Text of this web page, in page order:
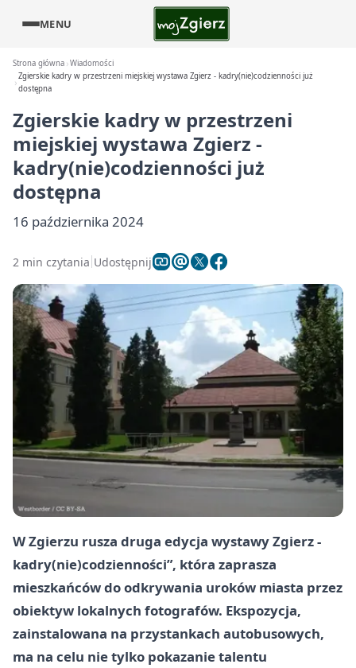
MENU
Strona główna Wiadomości
Zgierskie kadry w przestrzeni miejskiej wystawa Zgierz - kadry(nie)codzienności już
dostępna
Zgierskie kadry w przestrzeni
miejskiej wystawa Zgierz -
kadry(nie)codzienności już
dostępna
16 października 2024
2 min czytania Udostępnij
W Zgierzu rusza druga edycja wystawyZgierz-
kadry(nie)codzienności”, która zaprasza
mieszkańców do odkrywania uroków miasta przez
obiektyw lokalnych fotografów. Ekspozycja,
zainstalowana na przystankach autobusowych,
ma na celu nie tylko pokazanie talentu